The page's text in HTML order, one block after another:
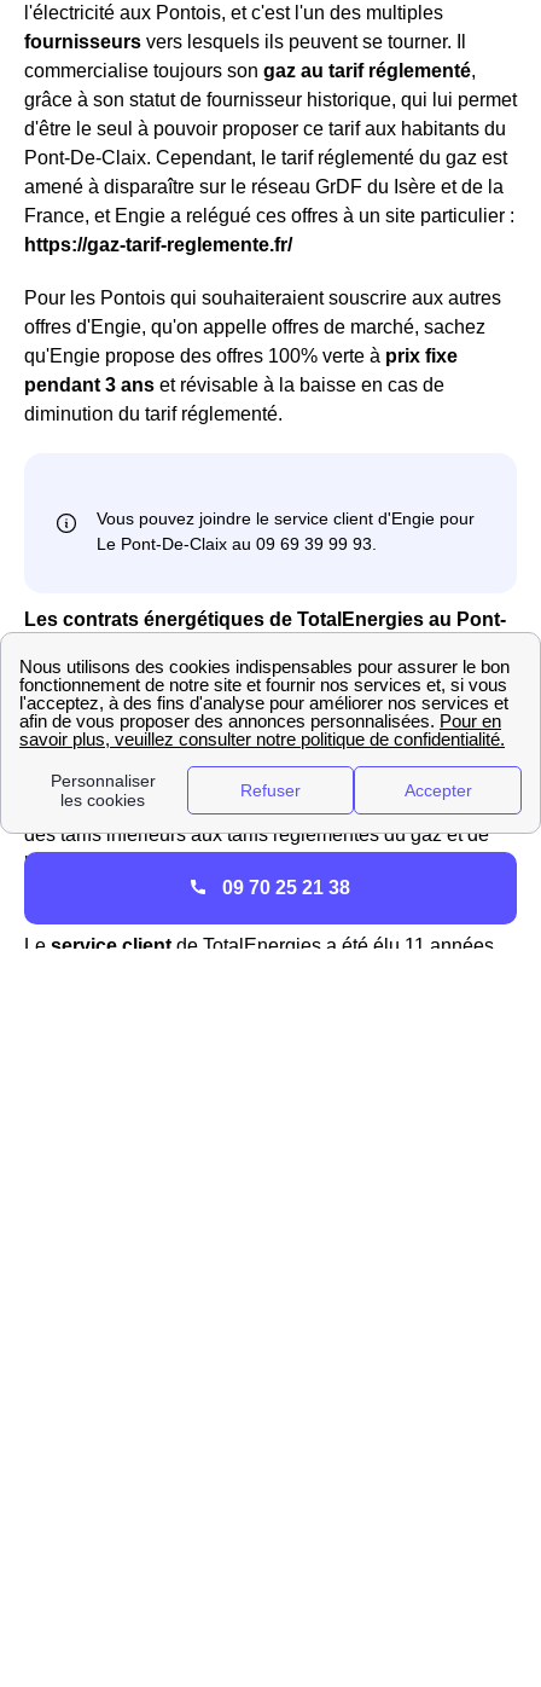
l'électricité aux Pontois, et c'est l'un des multiples
fournisseurs vers lesquels ils peuvent se tourner. Il
commercialise toujours son gaz au tarif réglementé,
grâce à son statut de fournisseur historique, qui lui permet
d'être le seul à pouvoir proposer ce tarif aux habitants du
Pont-De-Claix. Cependant, le tarif réglementé du gaz est
amené à disparaître sur le réseau GrDF du Isère et de la
France, et Engie a relégué ces offres à un site particulier :
https://gaz-tarif-reglemente.fr/
Pour les Pontois qui souhaiteraient souscrire aux autres
offres d'Engie, qu'on appelle offres de marché, sachez
qu'Engie propose des offres 100% verte à prix fixe
pendant 3 ans et révisable à la baisse en cas de
diminution du tarif réglementé.
Les contrats énergétiques de TotalEnergies au Pont-
TotalEnergies n'est pas un fournisseur historique
d'énergie, mais depuis l'ouverture du marché à la
concurrence c'est lepremier fournisseur alternatifdans
la région Rhône-Alpes et en France. au Pont-De-Claix, il
propose des offres aux particuliers et professionnels avec
des tarifs inférieurs aux tarifs réglementés du gaz et de
l'électricité. Ces offres pour les Pontois sont l'offre verte,
l'offre classique et l'offre 100% en ligne.
Le service client de TotalEnergies a été élu 11 années
09 70 25 21 38